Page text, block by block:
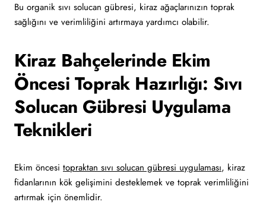
Bu organik sıvı solucan gübresi, kiraz ağaçlarınızın toprak
sağlığını ve verimliliğini artırmaya yardımcı olabilir.
Kiraz Bahçelerinde Ekim
Öncesi Toprak Hazırlığı: Sıvı
Solucan Gübresi Uygulama
Teknikleri
Ekim öncesi topraktan sıvı solucan gübresi uygulaması, kiraz
fidanlarının kök gelişimini desteklemek ve toprak verimliliğini
artırmak için önemlidir.